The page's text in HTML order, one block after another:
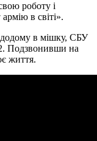
роботу i
армiю в свiтi».
додому в мiшку, СБУ
Подзвонивши на
життя.